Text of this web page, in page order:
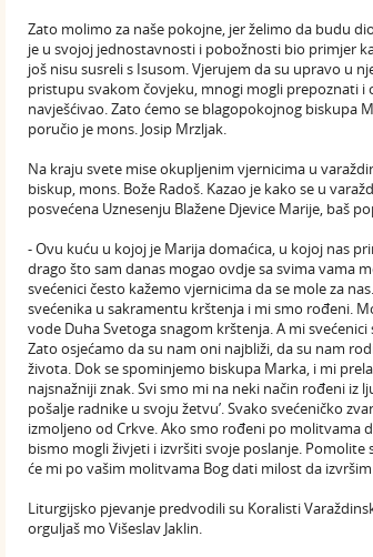
Zato molimo za naše pokojne, jer želimo da budu
je u svojoj jednostavnosti i pobožnosti bio primjer
još nisu susreli s Isusom. Vjerujem da su upravo u
pristupu svakom čovjeku, mnogi mogli prepoznati
navješćivao. Zato ćemo se blagopokojnog biskupa
poručio je mons. Josip Mrzljak.
Na kraju svete mise okupljenim vjernicima u
biskup, mons. Bože Radoš. Kazao je kako se u
posvećena Uznesenju Blažene Djevice Marije, baš
- Ovu kuću u kojoj je Marija domaćica, u kojoj nas
drago što sam danas mogao ovdje sa svima vama
svećenici često kažemo vjernicima da se mole za
svećenika u sakramentu krštenja i mi smo rođeni.
vode Duha Svetoga snagom krštenja. A mi
Zato osjećamo da su nam oni najbliži, da su nam
života. Dok se spominjemo biskupa Marka, i mi
najsnažniji znak. Svi smo mi na neki način rođeni iz
pošalje radnike u svoju žetvu’. Svako svećeničko
izmoljeno od Crkve. Ako smo rođeni po molitvama
bismo mogli živjeti i izvršiti svoje poslanje.
će mi po vašim molitvama Bog dati milost da
Liturgijsko pjevanje predvodili su Koralisti
orguljaš mo Višeslav Jaklin.